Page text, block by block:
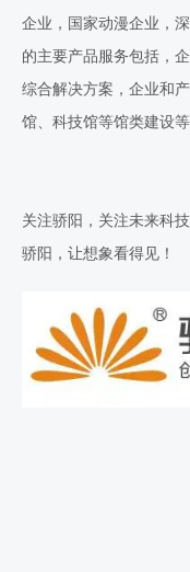
企业，国家动漫企业，
的主要产品服务包括，
综合解决方案，企业和
馆、科技馆等馆类建设等
关注骄阳，关注未来科技
骄阳，让想象看得见！